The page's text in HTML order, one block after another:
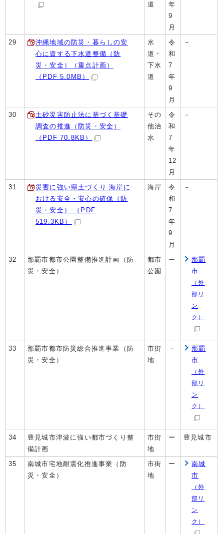
道
年
9
月
29
沖縄地域の防災・暮らしの安
心に資する下水道整備（防
災・安全）（重点計画）
（PDF 5.0MB）
水
道・
下水
道
令
和
7
年
9
月
－
30
土砂災害防止法に基づく基礎
調査の推進（防災・安全）
（PDF 70.8KB）
その
他治
水
令
和
7
年
12
月
－
31
災害に強い県土づくり 海岸に
おける安全・安心の確保（防
災・安全） （PDF
519.3KB）
海岸
令
和
7
年
9
月
－
32
那覇市都市公園整備推進計画（防
災・安全）
都市
公園
ー
那覇
市
（外
部リ
ン
ク）
33
那覇市都市防災総合推進事業（防
災・安全）
市街
地
－
那覇
市
（外
部リ
ン
ク）
34
豊見城市津波に強い都市づくり整
備計画
市街
地
ー 豊見城市
35
南城市宅地耐震化推進事業（防
災・安全）
市街
地
ー
南城
市
（外
部リ
ン
ク）